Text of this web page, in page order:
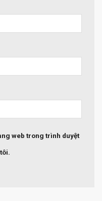
web trong trình duyệt